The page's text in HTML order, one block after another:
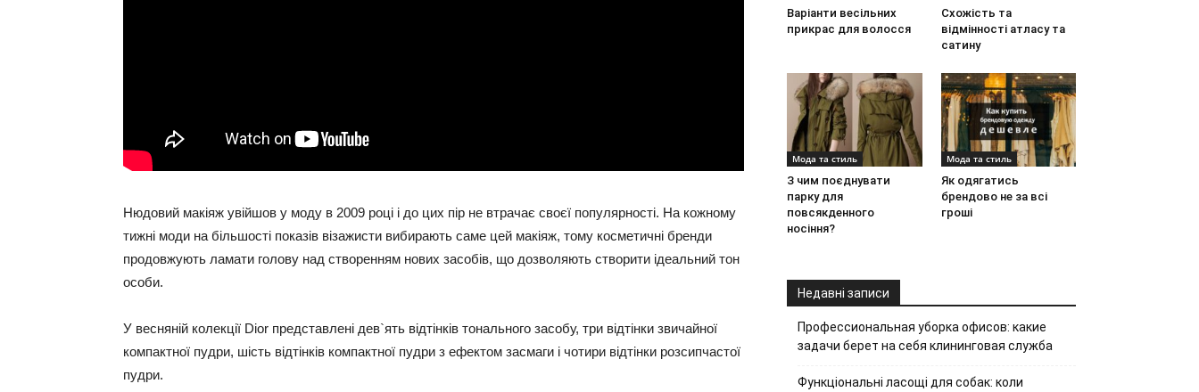
Нюдовий макіяж увійшов у моду в 2009 році і до цих пір не втрачає своєї популярності. На кожному
тижні моди на більшості показів візажисти вибирають саме цей макіяж, тому косметичні бренди
продовжують ламати голову над створенням нових засобів, що дозволяють створити ідеальний тон
особи.
У весняній колекції Dior представлені дев`ять відтінків тонального засобу, три відтінки звичайної
компактної пудри, шість відтінків компактної пудри з ефектом засмаги і чотири відтінки розсипчастої
пудри.
Варіанти весільних
прикрас для волосся
Схожість та
відмінності атласу та
сатину
Мода та стиль
З чим поєднувати
парку для
повсякденного
носіння?
Мода та стиль
Як одягатись
брендово не за всі
гроші
Недавні записи
Профессиональная уборка офисов: какие
задачи берет на себя клининговая служба
Функціональні ласощі для собак: коли